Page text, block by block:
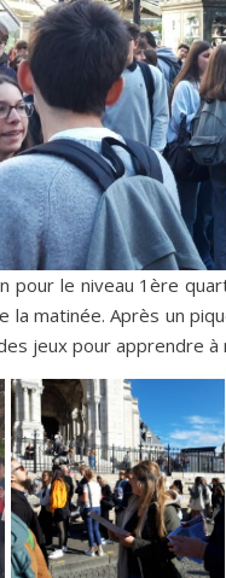
pour le niveau 1ère
la matinée. Après un
jeux pour apprendre à